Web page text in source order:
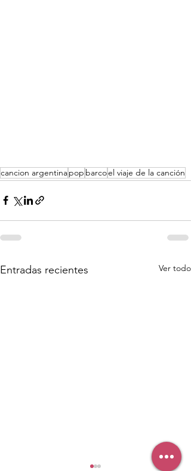
cancion argentinapop barcoel viaje de la canción
Entradas recientes Ver todo